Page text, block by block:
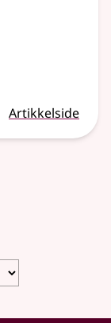
Artikkelside